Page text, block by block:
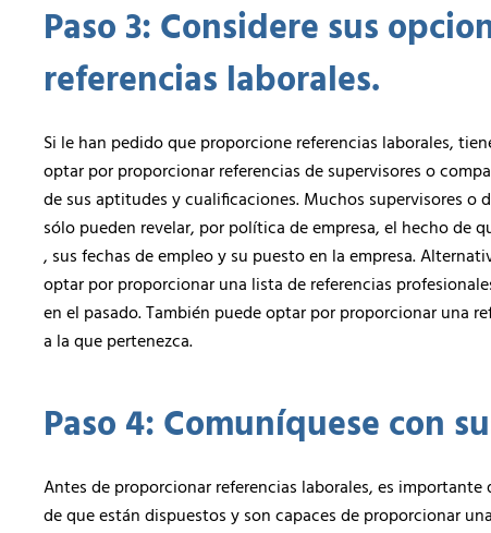
Paso 3: Considere sus
referencias laborales.
Si le han pedido que proporcione referencias laborales,
optar por proporcionar referencias de supervisores o
de sus aptitudes y cualificaciones. Muchos supervisores o
sólo pueden revelar, por política de empresa, el hecho de
, sus fechas de empleo y su puesto en la empresa.
optar por proporcionar una lista de referencias
en el pasado. También puede optar por proporcionar una
a la que pertenezca.
Paso 4: Comuníquese con
Antes de proporcionar referencias laborales, es
de que están dispuestos y son capaces de proporcionar